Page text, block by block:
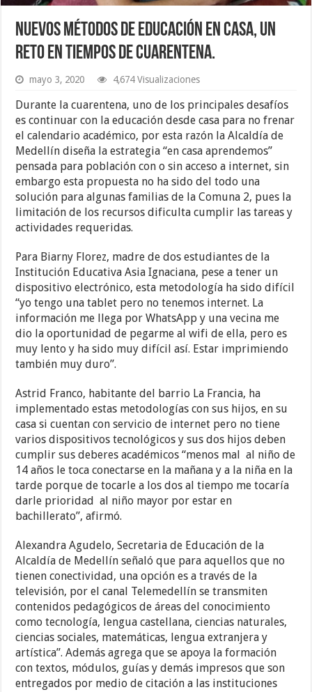
Nuevos métodos de educación en casa, un
reto en tiempos de cuarentena.
mayo 3, 2020 4,674 Visualizaciones
Durante la cuarentena, uno de los principales desafíos
es continuar con la educación desde casa para no frenar
el calendario académico, por esta razón la Alcaldía de
Medellín diseña la estrategia “en casa aprendemos”
pensada para población con o sin acceso a internet, sin
embargo esta propuesta no ha sido del todo una
solución para algunas familias de la Comuna 2, pues la
limitación de los recursos dificulta cumplir las tareas y
actividades requeridas.
Para Biarny Florez, madre de dos estudiantes de la
Institución Educativa Asia Ignaciana, pese a tener un
dispositivo electrónico, esta metodología ha sido difícil
“yo tengo una tablet pero no tenemos internet. La
información me llega por WhatsApp y una vecina me
dio la oportunidad de pegarme al wifi de ella, pero es
muy lento y ha sido muy difícil así. Estar imprimiendo
también muy duro”.
Astrid Franco, habitante del barrio La Francia, ha
implementado estas metodologías con sus hijos, en su
casa si cuentan con servicio de internet pero no tiene
varios dispositivos tecnológicos y sus dos hijos deben
cumplir sus deberes académicos “menos mal al niño de
14 años le toca conectarse en la mañana y a la niña en la
tarde porque de tocarle a los dos al tiempo me tocaría
darle prioridad al niño mayor por estar en
bachillerato”, afirmó.
Alexandra Agudelo, Secretaria de Educación de la
Alcaldía de Medellín señaló que para aquellos que no
tienen conectividad, una opción es a través de la
televisión, por el canal Telemedellín se transmiten
contenidos pedagógicos de áreas del conocimiento
como tecnología, lengua castellana, ciencias naturales,
ciencias sociales, matemáticas, lengua extranjera y
artística”. Además agrega que se apoya la formación
con textos, módulos, guías y demás impresos que son
entregados por medio de citación a las instituciones